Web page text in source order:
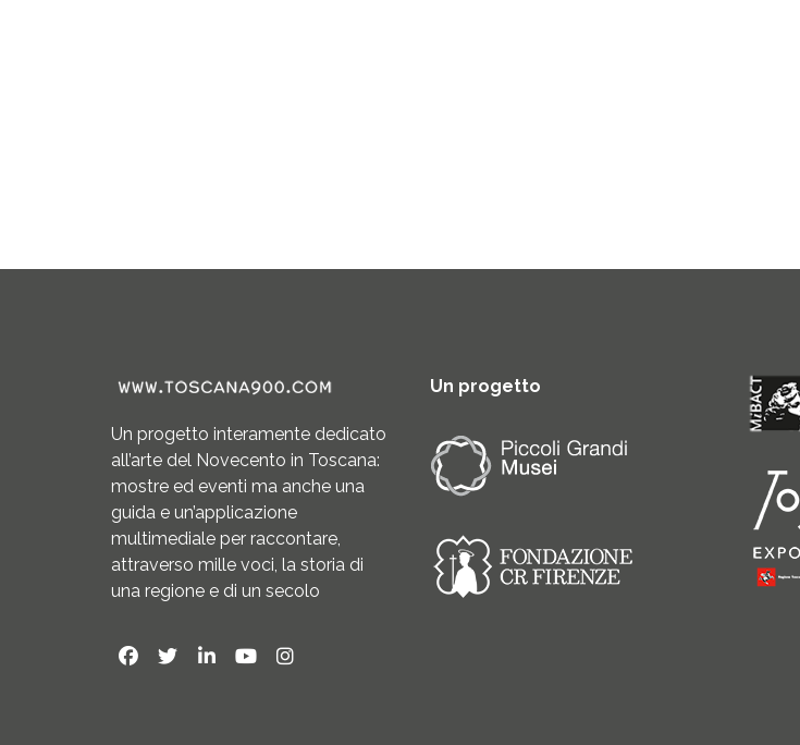
Un progetto interamente dedicato
all’arte del Novecento in Toscana:
mostre ed eventi ma anche una
guida e un’applicazione
multimediale per raccontare,
attraverso mille voci, la storia di
una regione e di un secolo
Un progetto